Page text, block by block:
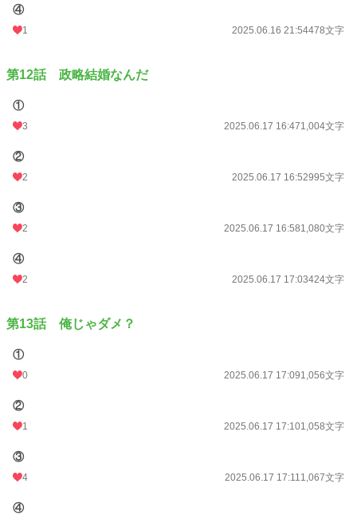
④
1 2025.06.16 21:54478文字
第12話 政略結婚なんだ
①
3 2025.06.17 16:471,004文字
②
2 2025.06.17 16:52995文字
③
2 2025.06.17 16:581,080文字
④
2 2025.06.17 17:03424文字
第13話 俺じゃダメ？
①
0 2025.06.17 17:091,056文字
②
1 2025.06.17 17:101,058文字
③
4 2025.06.17 17:111,067文字
④